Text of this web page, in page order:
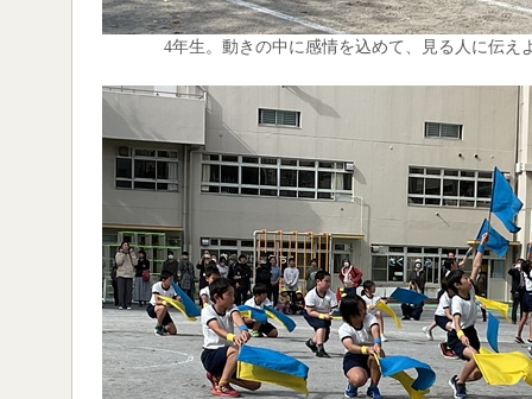
4年生。動きの中に感情を込めて、見る人に伝え